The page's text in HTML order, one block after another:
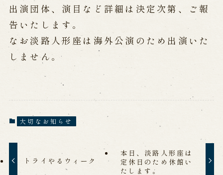
出張公演
出張公演
学校公演
海外旅行客向け特別公演「くにうみ」
淡路島と国生み神話
淡路人形浄瑠璃の歴史
出演団体、演目など詳細は決定次第、ご報
告いたします。
なお淡路人形座は海外公演のため出演いた
しません。
大切なお知らせ
トライやるウィーク
本日、淡路人形座は
定休日のため休館い
たします。